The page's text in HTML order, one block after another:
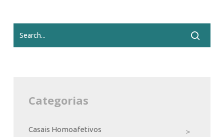
Categorias
Casais Homoafetivos